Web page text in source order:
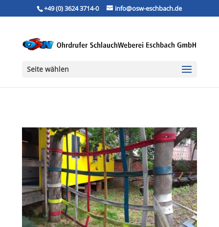
+49 (0) 3624 3714-0 info@osw-eschbach.de
Seite wählen